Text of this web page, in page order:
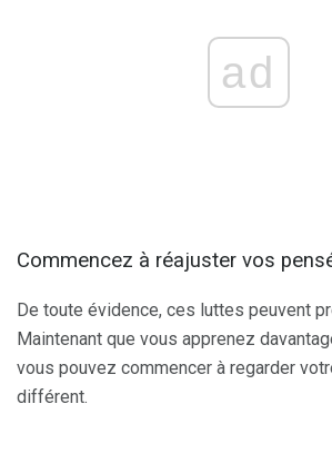
ad
Commencez à réajuster vos
De toute évidence, ces luttes peuvent
Maintenant que vous apprenez
vous pouvez commencer à regarder
différent.